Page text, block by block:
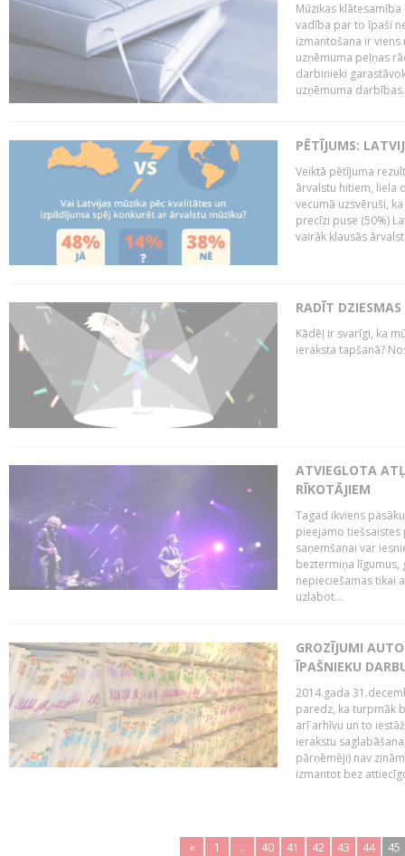
Mūzikas
vadība par to īpaši
izmantošana ir
uzņēmuma peļņas
darbinieki
uzņēmuma
PĒTĪJUMS:
Veiktā pētījuma
ārvalstu hitiem, liela
vecumā uzsvēruši,
precīzi puse (50%)
vairāk klausās
RADĪT
Kādēļ ir svarīgi, ka
ieraksta tapšanā?
ATVIEGLOTA
RĪKOTĀJIEM
Tagad ikviens
pieejamo tiešsaistes
saņemšanai var
beztermiņa līgumus,
nepieciešamas tikai
uzlabot...
GROZĪJUMI
ĪPAŠNIEKU
2014.gada
paredz, ka turpmāk
arī arhīvu un to
ierakstu
pārņēmēji) nav
izmantot bez
« 1 .. 40 41 42 43 44 45